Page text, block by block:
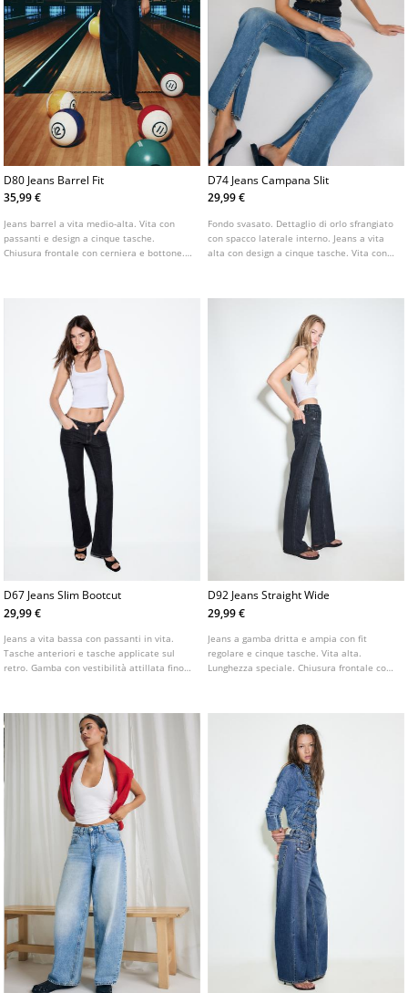
D80 Jeans Barrel Fit
35,99 €
Jeans barrel a vita medio-alta. Vita con
passanti e design a cinque tasche.
Chiusura frontale con cerniera e bottone.
D74 Jeans Campana Slit
29,99 €
Fondo svasato. Dettaglio di orlo sfrangiato
con spacco laterale interno. Jeans a vita
alta con design a cinque tasche. Vita con
colori.
D67 Jeans Slim Bootcut
29,99 €
Jeans a vita bassa con passanti in vita.
Tasche anteriori e tasche applicate sul
retro. Gamba con vestibilità attillata fino
D92 Jeans Straight Wide
29,99 €
Jeans a gamba dritta e ampia con fit
regolare e cinque tasche. Vita alta.
Lunghezza speciale. Chiusura frontale con